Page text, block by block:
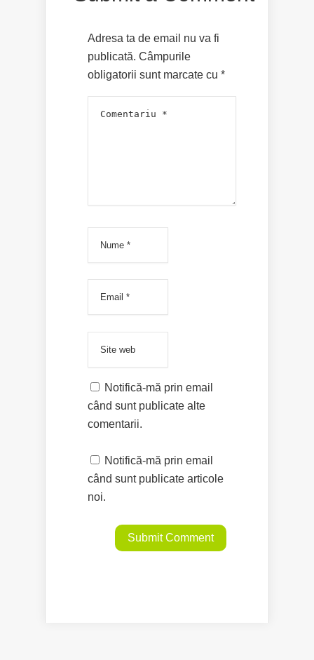
Adresa ta de email nu va fi
publicată. Câmpurile
obligatorii sunt marcate cu *
Notifică-mă prin email
când sunt publicate alte
comentarii.
Notifică-mă prin email
când sunt publicate articole
noi.